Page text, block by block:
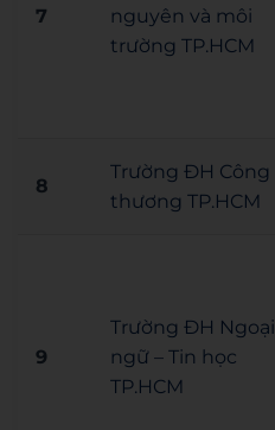
7
nguyên và môi
trường TP.HCM
8
Trường ĐH Công
thương TP.HCM
9
Trường ĐH Ngoại
ngữ – Tin học
TP.HCM